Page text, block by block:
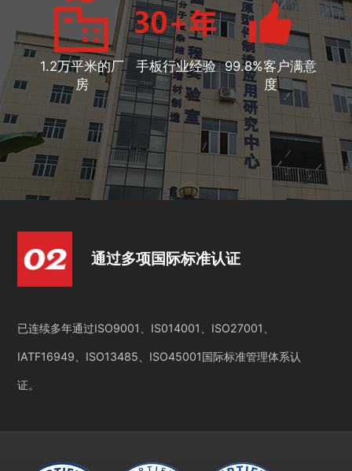
1.2万平米的厂
房
手板行业经验 99.8%客户满意
度
通过多项国际标准认证
已连续多年通过ISO9001、IS014001、ISO27001、
IATF16949、ISO13485、ISO45001国际标准管理体系认
证。